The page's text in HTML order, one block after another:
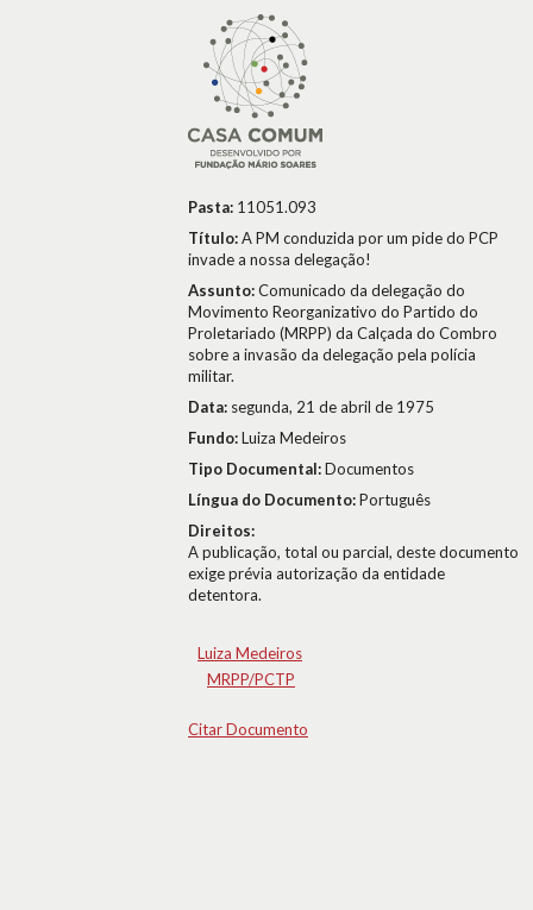
Pasta: 11051.093
Título:A PM conduzida por um pide do PCP
invade a nossa delegação!
Assunto:Comunicado da delegação do
Movimento Reorganizativo do Partido do
Proletariado (MRPP) da Calçada do Combro
sobre a invasão da delegação pela polícia
militar.
Data: segunda, 21 de abril de 1975
Fundo:Luiza Medeiros
Tipo Documental:Documentos
Língua do Documento:Português
Direitos:
A publicação, total ou parcial, deste documento
exige prévia autorização da entidade
detentora.
Luiza Medeiros
MRPP/PCTP
Citar Documento